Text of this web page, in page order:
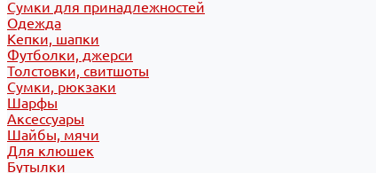
Сумки для принадлежностей
Одежда
Кепки, шапки
Футболки, джерси
Толстовки, свитшоты
Сумки, рюкзаки
Шарфы
Аксессуары
Шайбы, мячи
Для клюшек
Бутылки